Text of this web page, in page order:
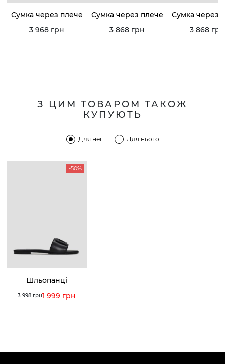
Сумка через плече
3 968 грн
Сумка через плече
3 868 грн
Сумка через
3 868 грн
З ЦИМ ТОВАРОМ ТАКОЖ
КУПУЮТЬ
Для неї Для нього
-50%
Шльопанці
3 998 грн1 999 грн